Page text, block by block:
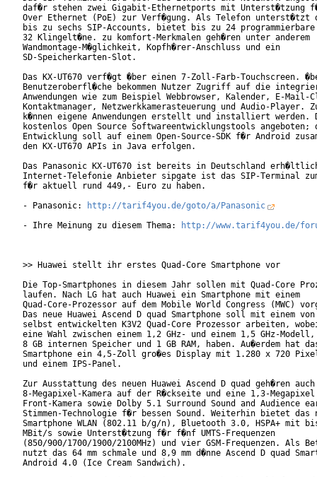
daf�r stehen zwei Gigabit-Ethernetports mit Unterst�tzung
Over Ethernet (PoE) zur Verf�gung. Als Telefon unterst�tzt
bis zu sechs SIP-Accounts, bietet bis zu 24 programmierbare
32 Klingelt�ne. zu komfort-Merkmalen geh�ren unter anderem
Wandmontage-M�glichkeit, Kopfh�rer-Anschluss und ein
SD-Speicherkarten-Slot.
Das KX-UT670 verf�gt �ber einen 7-Zoll-Farb-Touchscreen.
Benutzeroberfl�che bekommen Nutzer Zugriff auf die
Anwendungen wie zum Beispiel Webbrowser, Kalender, E-
Kontaktmanager, Netzwerkkamerasteuerung und Audio-Player.
k�nnen eigene Anwendungen erstellt und installiert werden.
kostenlos Open Source Softwareentwicklungstools angeboten;
Entwicklung soll auf einem Open-Source-SDK f�r Android
den KX-UT670 APIs in Java erfolgen.
Das Panasonic KX-UT670 ist bereits in Deutschland
Internet-Telefonie Anbieter sipgate ist das SIP-Terminal
f�r aktuell rund 449,- Euro zu haben.
- Panasonic:
http://tarif4you.de/goto/a/Panasonic
- Ihre Meinung zu diesem Thema:
http://www.tarif4you.de/
>> Huawei stellt ihr erstes Quad-Core Smartphone vor
Die Top-Smartphones in diesem Jahr sollen mit Quad-Core
laufen. Nach LG hat auch Huawei ein Smartphone mit einem
Quad-Core-Prozessor auf dem Mobile World Congress (MWC)
Das neue Huawei Ascend D quad Smartphone soll mit einem von
selbst entwickelten K3V2 Quad-Core Prozessor arbeiten,
eine Wahl zwischen einem 1,2 GHz- und einem 1,5 GHz-
8 GB internen Speicher und 1 GB RAM, haben. Au�erdem hat
Smartphone ein 4,5-Zoll gro�es Display mit 1.280 x 720
und einem IPS-Panel.
Zur Ausstattung des neuen Huawei Ascend D quad geh�ren
8-Megapixel-Kamera auf der R�ckseite und eine 1,3-Megapixel
Front-Kamera sowie Dolby 5.1 Surround Sound and Audience
Stimmen-Technologie f�r bessen Sound. Weiterhin bietet das
Smartphone WLAN (802.11 b/g/n), Bluetooth 3.0, HSPA+ mit
MBit/s sowie Unterst�tzung f�r f�nf UMTS-Frequenzen
(850/900/1700/1900/2100MHz) und vier GSM-Frequenzen. Als
nutzt das 64 mm schmale und 8,9 mm d�nne Ascend D quad
Android 4.0 (Ice Cream Sandwich).